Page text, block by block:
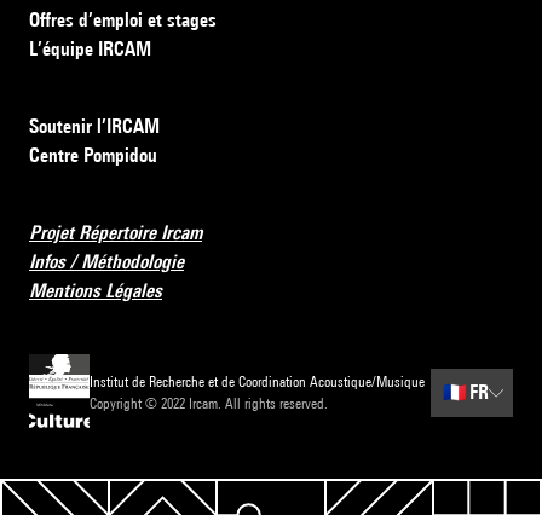
Offres d’emploi et stages
L’équipe IRCAM
Soutenir l’IRCAM
Centre Pompidou
Projet Répertoire Ircam
Infos / Méthodologie
Mentions Légales
Institut de Recherche et de Coordination Acoustique/Musique
Copyright © 2022 Ircam. All rights reserved.
🇫🇷 FR